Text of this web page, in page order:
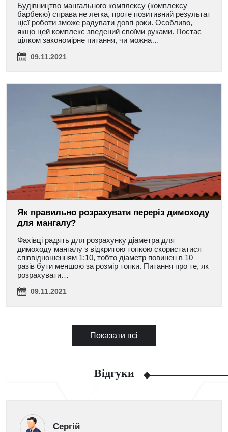
Будівництво мангального комплексу (комплексу
барбекю) справа не легка, проте позитивний результат
цієї роботи зможе радувати довгі роки. Особливо,
якщо цей комплекс зведений своїми руками. Постає
цілком закономірне питання, чи можна…
09.11.2021
Як правильно розрахувати переріз димоходу
для мангалу?
Фахівці радять для розрахунку діаметра для
димоходу мангалу з відкритою топкою скористатися
співвідношенням 1:10, тобто діаметр повинен в 10
разів бути меншою за розмір топки. Питання про те, як
розрахувати…
09.11.2021
Показати всі
Відгуки
Сергій